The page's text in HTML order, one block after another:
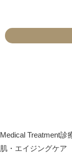
Medical Treatment診
肌・エイジングケア